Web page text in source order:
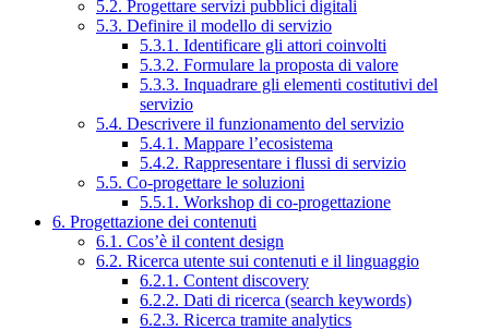
5.2. Progettare servizi pubblici digitali
5.3. Definire il modello di servizio
5.3.1. Identificare gli attori coinvolti
5.3.2. Formulare la proposta di valore
5.3.3. Inquadrare gli elementi costitutivi del
servizio
5.4. Descrivere il funzionamento del servizio
5.4.1. Mappare l’ecosistema
5.4.2. Rappresentare i flussi di servizio
5.5. Co-progettare le soluzioni
5.5.1. Workshop di co-progettazione
6. Progettazione dei contenuti
6.1. Cos’è il content design
6.2. Ricerca utente sui contenuti e il linguaggio
6.2.1. Content discovery
6.2.2. Dati di ricerca (search keywords)
6.2.3. Ricerca tramite analytics